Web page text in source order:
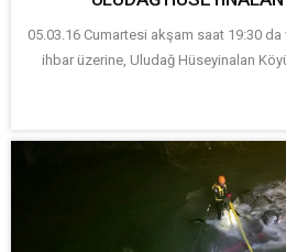
05.03.16 Cumartesi akşam saat 19:30
ihbar üzerine, Uludağ Hüseyinalan